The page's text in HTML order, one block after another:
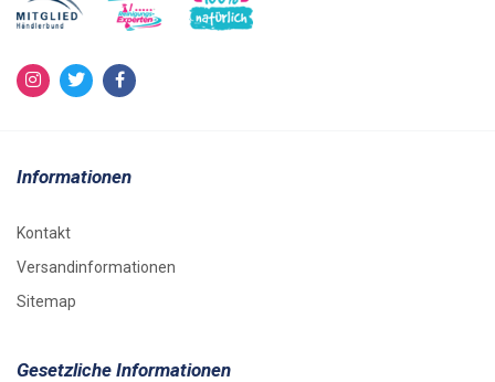
Informationen
Kontakt
Versandinformationen
Sitemap
Gesetzliche Informationen